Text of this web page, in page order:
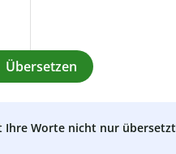
Übersetzen
Worte nicht nur